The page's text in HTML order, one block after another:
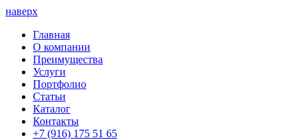
наверх
Главная
О компании
Преимущества
Услуги
Портфолио
Статьи
Каталог
Контакты
+7 (916) 175 51 65